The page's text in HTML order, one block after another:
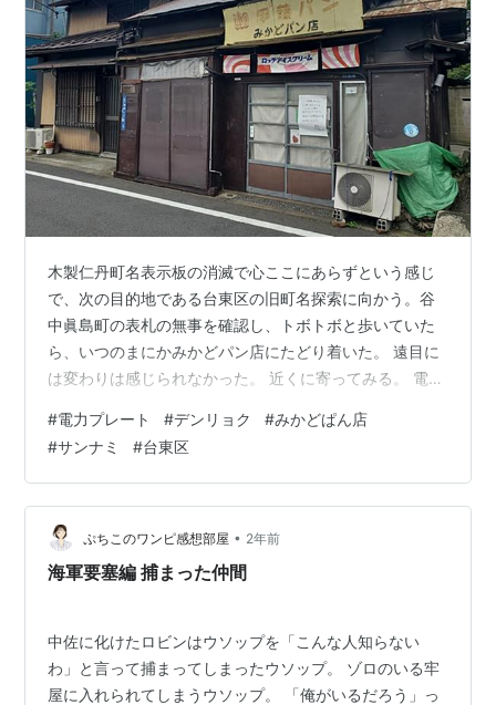
木製仁丹町名表示板の消滅で心ここにあらずという感じ
で、次の目的地である台東区の旧町名探索に向かう。谷
中眞島町の表札の無事を確認し、トボトボと歩いていた
ら、いつのまにかみかどパン店にたどり着いた。 遠目に
は変わりは感じられなかった。 近くに寄ってみる。 電力
のだ！ ない！ これもあるはずの所からなくなっていた。
跡だけが残っていた。電力プレートの隣には何があった
のだろう。違うタイプの電力プレートか？ 2022/5/14追
記右側にはやはり違うタイプの電力プレートがあり、中
央には250-40、下部には駒込坂下が刻印されていた。
これがあったはずなのだ…
#電力プレート #デンリョク #みかどぱん店
#サンナミ #台東区
ぷちこのワンピ感想部屋 • 2年前
海軍要塞編 捕まった仲間
中佐に化けたロビンはウソップを「こんな人知らない
わ」と言って捕まってしまったウソップ。 ゾロのいる牢
屋に入れられてしまうウソップ。 「俺がいるだろう」っ